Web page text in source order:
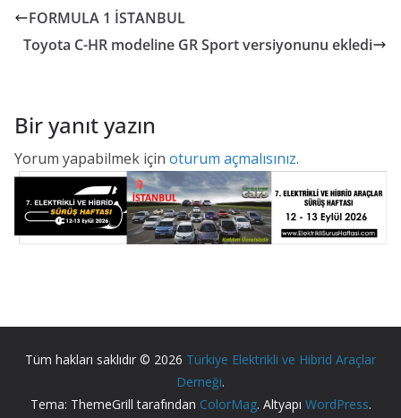
FORMULA 1 İSTANBUL
Toyota C-HR modeline GR Sport versiyonunu ekledi
Bir yanıt yazın
Yorum yapabilmek için oturum açmalısınız.
Tüm hakları saklıdır © 2026 Türkiye Elektrikli ve Hibrid Araçlar
Derneği.
Tema: ThemeGrill tarafından ColorMag. Altyapı WordPress.